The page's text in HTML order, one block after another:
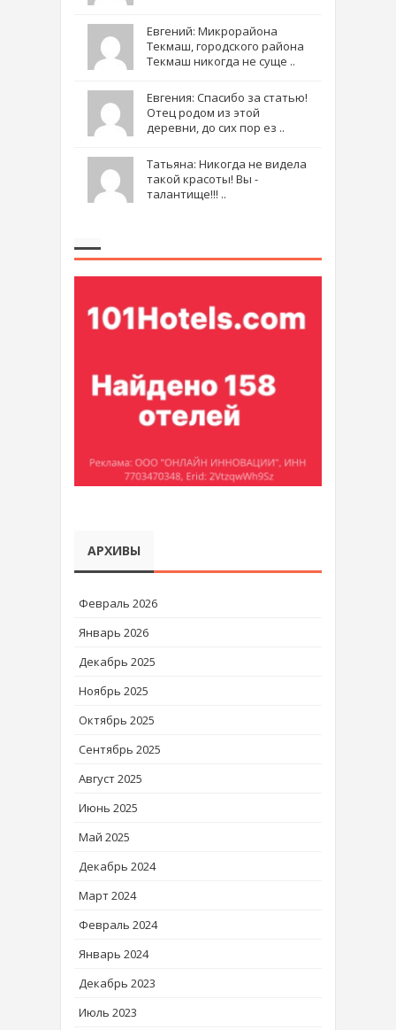
Евгений: Микрорайона
Текмаш, городского района
Текмаш никогда не суще ..
Евгения: Спасибо за статью!
Отец родом из этой
деревни, до сих пор ез ..
Татьяна: Никогда не видела
такой красоты! Вы -
талантище!!! ..
АРХИВЫ
Февраль 2026
Январь 2026
Декабрь 2025
Ноябрь 2025
Октябрь 2025
Сентябрь 2025
Август 2025
Июнь 2025
Май 2025
Декабрь 2024
Март 2024
Февраль 2024
Январь 2024
Декабрь 2023
Июль 2023